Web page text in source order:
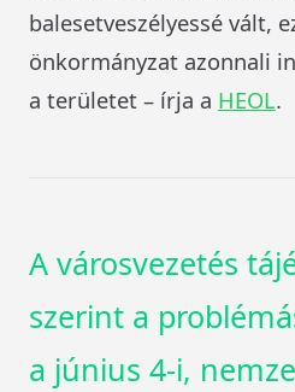
balesetveszélyessé vált,
önkormányzat azonnali
a területet – írja a HEOL.
A városvezetés
szerint a
a június 4-i,